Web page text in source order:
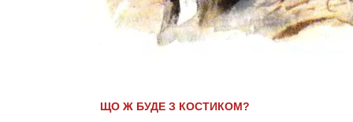
ЩО Ж БУДЕ З КОСТИКОМ?